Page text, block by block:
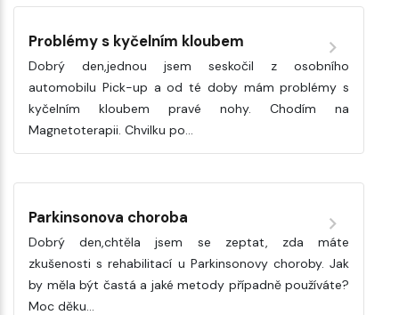
Problémy s kyčelním kloubem
Dobrý den,jednou jsem seskočil z osobního
automobilu Pick-up a od té doby mám problémy s
kyčelním kloubem pravé nohy. Chodím na
Magnetoterapii. Chvilku po…
Parkinsonova choroba
Dobrý den,chtěla jsem se zeptat, zda máte
zkušenosti s rehabilitací u Parkinsonovy choroby. Jak
by měla být častá a jaké metody případně používáte?
Moc děku…